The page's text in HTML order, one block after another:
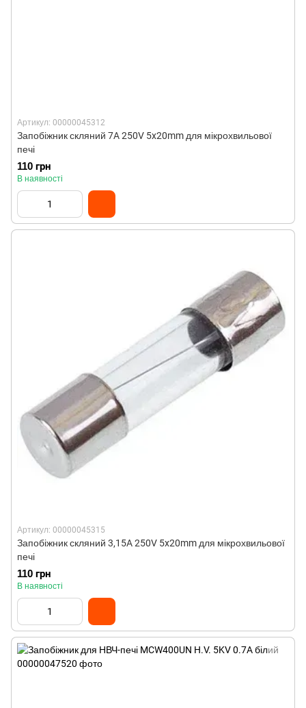
Артикул: 00000045312
Запобіжник скляний 7A 250V 5x20mm для мікрохвильової
печі
110 грн
В наявності
Артикул: 00000045315
Запобіжник скляний 3,15A 250V 5x20mm для мікрохвильової
печі
110 грн
В наявності